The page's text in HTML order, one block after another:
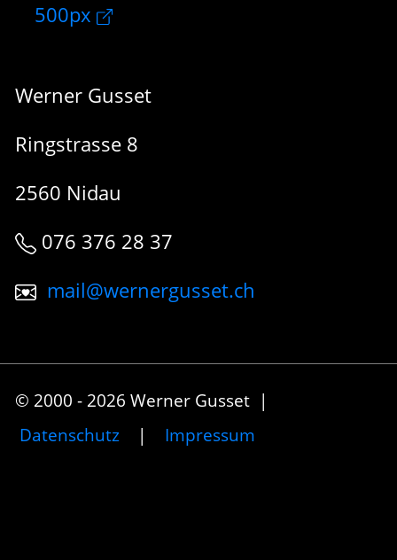
500px
Werner Gusset
Ringstrasse 8
2560 Nidau
076 376 28 37
mail@wernergusset.ch
© 2000 - 2026 Werner Gusset |
Datenschutz
| Impressum